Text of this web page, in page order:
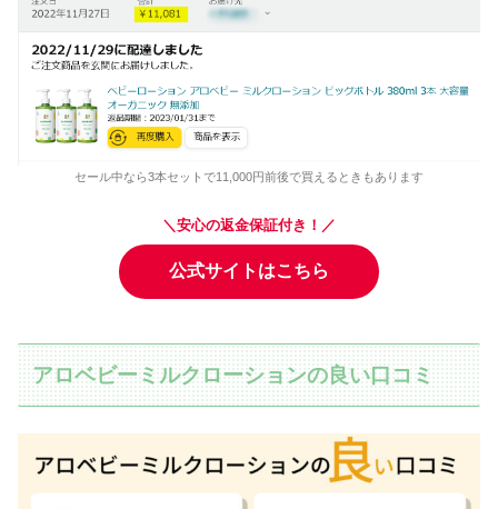
セール中なら3本セットで11,000円前後で買えるときもあります
＼安心の返金保証付き！／
公式サイトはこちら
アロベビーミルクローションの良い口コミ